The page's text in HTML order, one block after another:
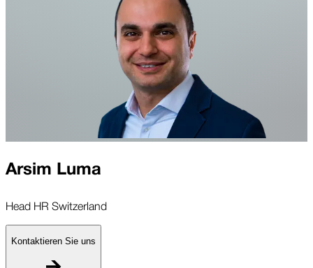
Arsim Luma
Head HR Switzerland
Kontaktieren Sie uns